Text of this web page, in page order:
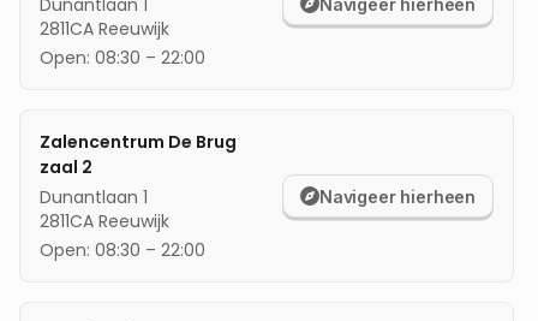
Dunantlaan 1
2811CA Reeuwijk
Open: 08:30 – 22:00
Zalencentrum De Brug
zaal 2
Dunantlaan 1
2811CA Reeuwijk
Open: 08:30 – 22:00
Navigeer hierheen
locatie